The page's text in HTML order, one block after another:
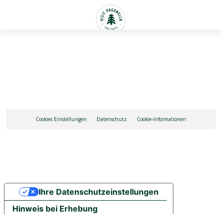
Cookies Einstellungen Datenschutz Cookie-Informationen
Hinweis bei Erhebung
Ihre Datenschutzeinstellungen